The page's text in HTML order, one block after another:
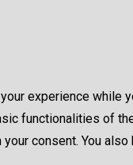
experience while
functionalities of
consent. You